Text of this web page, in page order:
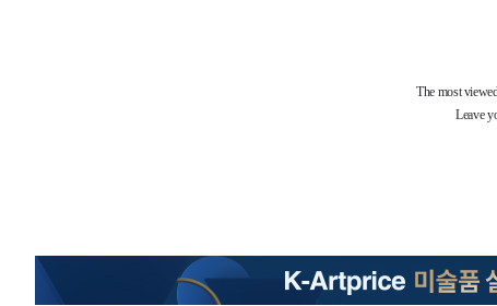
[속보]7~9일 프로야구 3연전도 폭염 취소…11일 재개
-25126초 전 >[속보]코스닥, 800p 회복…0.26% 오른 801.67 마감
-25056초 전 >
[속보]코스피, 301.88포인트(4.58%) 내린 6296.38 마감